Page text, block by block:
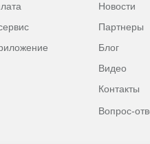
Новости
Партнеры
Блог
Видео
Контакты
Вопрос-